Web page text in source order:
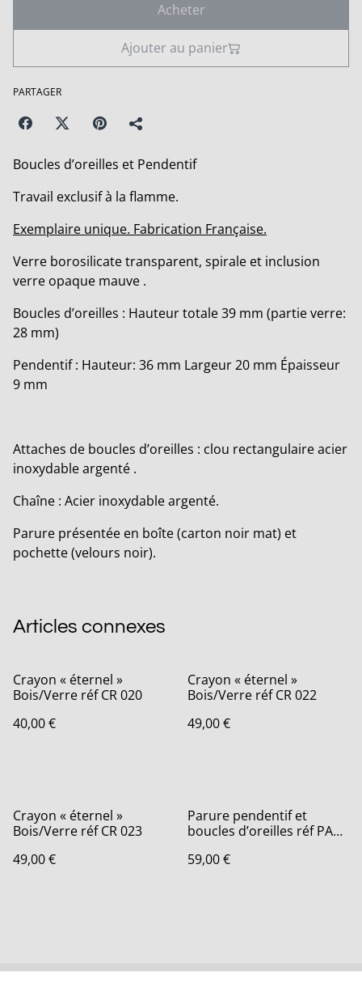
Acheter
Ajouter au panier
PARTAGER
Boucles d’oreilles et Pendentif
Travail exclusif à la flamme.
Exemplaire unique. Fabrication Française.
Verre borosilicate transparent, spirale et inclusion
verre opaque mauve .
Boucles d’oreilles : Hauteur totale 39 mm (partie verre:
28 mm)
Pendentif : Hauteur: 36 mm Largeur 20 mm Épaisseur
9 mm
Attaches de boucles d’oreilles : clou rectangulaire acier
inoxydable argenté .
Chaîne : Acier inoxydable argenté.
Parure présentée en boîte (carton noir mat) et
pochette (velours noir).
Articles connexes
Crayon « éternel »
Bois/Verre réf CR 020
40,00 €
Crayon « éternel »
Bois/Verre réf CR 022
49,00 €
Crayon « éternel »
Bois/Verre réf CR 023
49,00 €
Parure pendentif et
boucles d’oreilles réf PA
59,00 €